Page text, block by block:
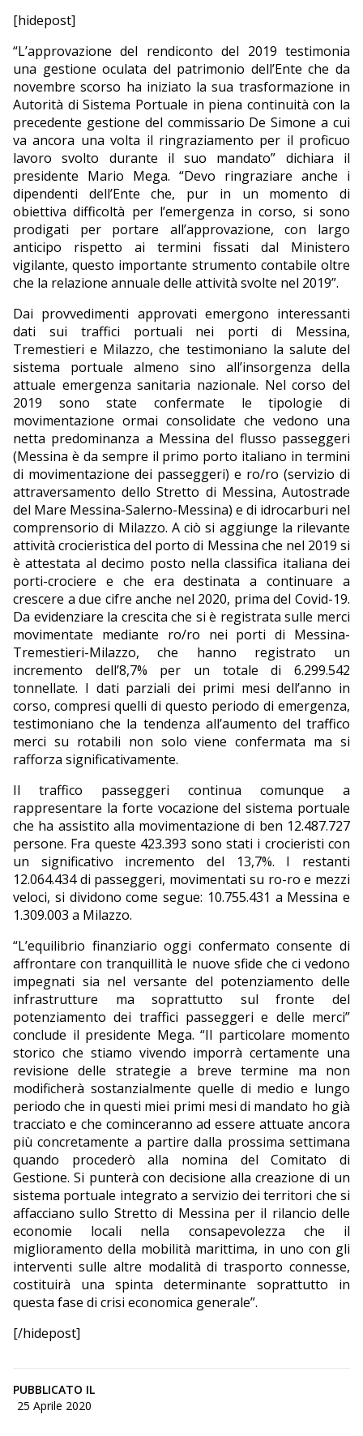
[hidepost]
“L’approvazione del rendiconto del 2019 testimonia
una gestione oculata del patrimonio dell’Ente che da
novembre scorso ha iniziato la sua trasformazione in
Autorità di Sistema Portuale in piena continuità con la
precedente gestione del commissario De Simone a cui
va ancora una volta il ringraziamento per il proficuo
lavoro svolto durante il suo mandato” dichiara il
presidente Mario Mega. “Devo ringraziare anche i
dipendenti dell’Ente che, pur in un momento di
obiettiva difficoltà per l’emergenza in corso, si sono
prodigati per portare all’approvazione, con largo
anticipo rispetto ai termini fissati dal Ministero
vigilante, questo importante strumento contabile oltre
che la relazione annuale delle attività svolte nel 2019”.
Dai provvedimenti approvati emergono interessanti
dati sui traffici portuali nei porti di Messina,
Tremestieri e Milazzo, che testimoniano la salute del
sistema portuale almeno sino all’insorgenza della
attuale emergenza sanitaria nazionale. Nel corso del
2019 sono state confermate le tipologie di
movimentazione ormai consolidate che vedono una
netta predominanza a Messina del flusso passeggeri
(Messina è da sempre il primo porto italiano in termini
di movimentazione dei passeggeri) e ro/ro (servizio di
attraversamento dello Stretto di Messina, Autostrade
del Mare Messina-Salerno-Messina) e di idrocarburi nel
comprensorio di Milazzo. A ciò si aggiunge la rilevante
attività crocieristica del porto di Messina che nel 2019 si
è attestata al decimo posto nella classifica italiana dei
porti-crociere e che era destinata a continuare a
crescere a due cifre anche nel 2020, prima del Covid-19.
Da evidenziare la crescita che si è registrata sulle merci
movimentate mediante ro/ro nei porti di Messina-
Tremestieri-Milazzo, che hanno registrato un
incremento dell’8,7% per un totale di 6.299.542
tonnellate. I dati parziali dei primi mesi dell’anno in
corso, compresi quelli di questo periodo di emergenza,
testimoniano che la tendenza all’aumento del traffico
merci su rotabili non solo viene confermata ma si
rafforza significativamente.
Il traffico passeggeri continua comunque a
rappresentare la forte vocazione del sistema portuale
che ha assistito alla movimentazione di ben 12.487.727
persone. Fra queste 423.393 sono stati i crocieristi con
un significativo incremento del 13,7%. I restanti
12.064.434 di passeggeri, movimentati su ro-ro e mezzi
veloci, si dividono come segue: 10.755.431 a Messina e
1.309.003 a Milazzo.
“L’equilibrio finanziario oggi confermato consente di
affrontare con tranquillità le nuove sfide che ci vedono
impegnati sia nel versante del potenziamento delle
infrastrutture ma soprattutto sul fronte del
potenziamento dei traffici passeggeri e delle merci”
conclude il presidente Mega. “Il particolare momento
storico che stiamo vivendo imporrà certamente una
revisione delle strategie a breve termine ma non
modificherà sostanzialmente quelle di medio e lungo
periodo che in questi miei primi mesi di mandato ho già
tracciato e che cominceranno ad essere attuate ancora
più concretamente a partire dalla prossima settimana
quando procederò alla nomina del Comitato di
Gestione. Si punterà con decisione alla creazione di un
sistema portuale integrato a servizio dei territori che si
affacciano sullo Stretto di Messina per il rilancio delle
economie locali nella consapevolezza che il
miglioramento della mobilità marittima, in uno con gli
interventi sulle altre modalità di trasporto connesse,
costituirà una spinta determinante soprattutto in
questa fase di crisi economica generale”.
[/hidepost]
PUBBLICATO IL
25 Aprile 2020